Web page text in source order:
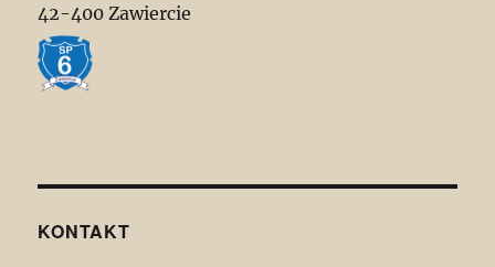
42-400 Zawiercie
KONTAKT